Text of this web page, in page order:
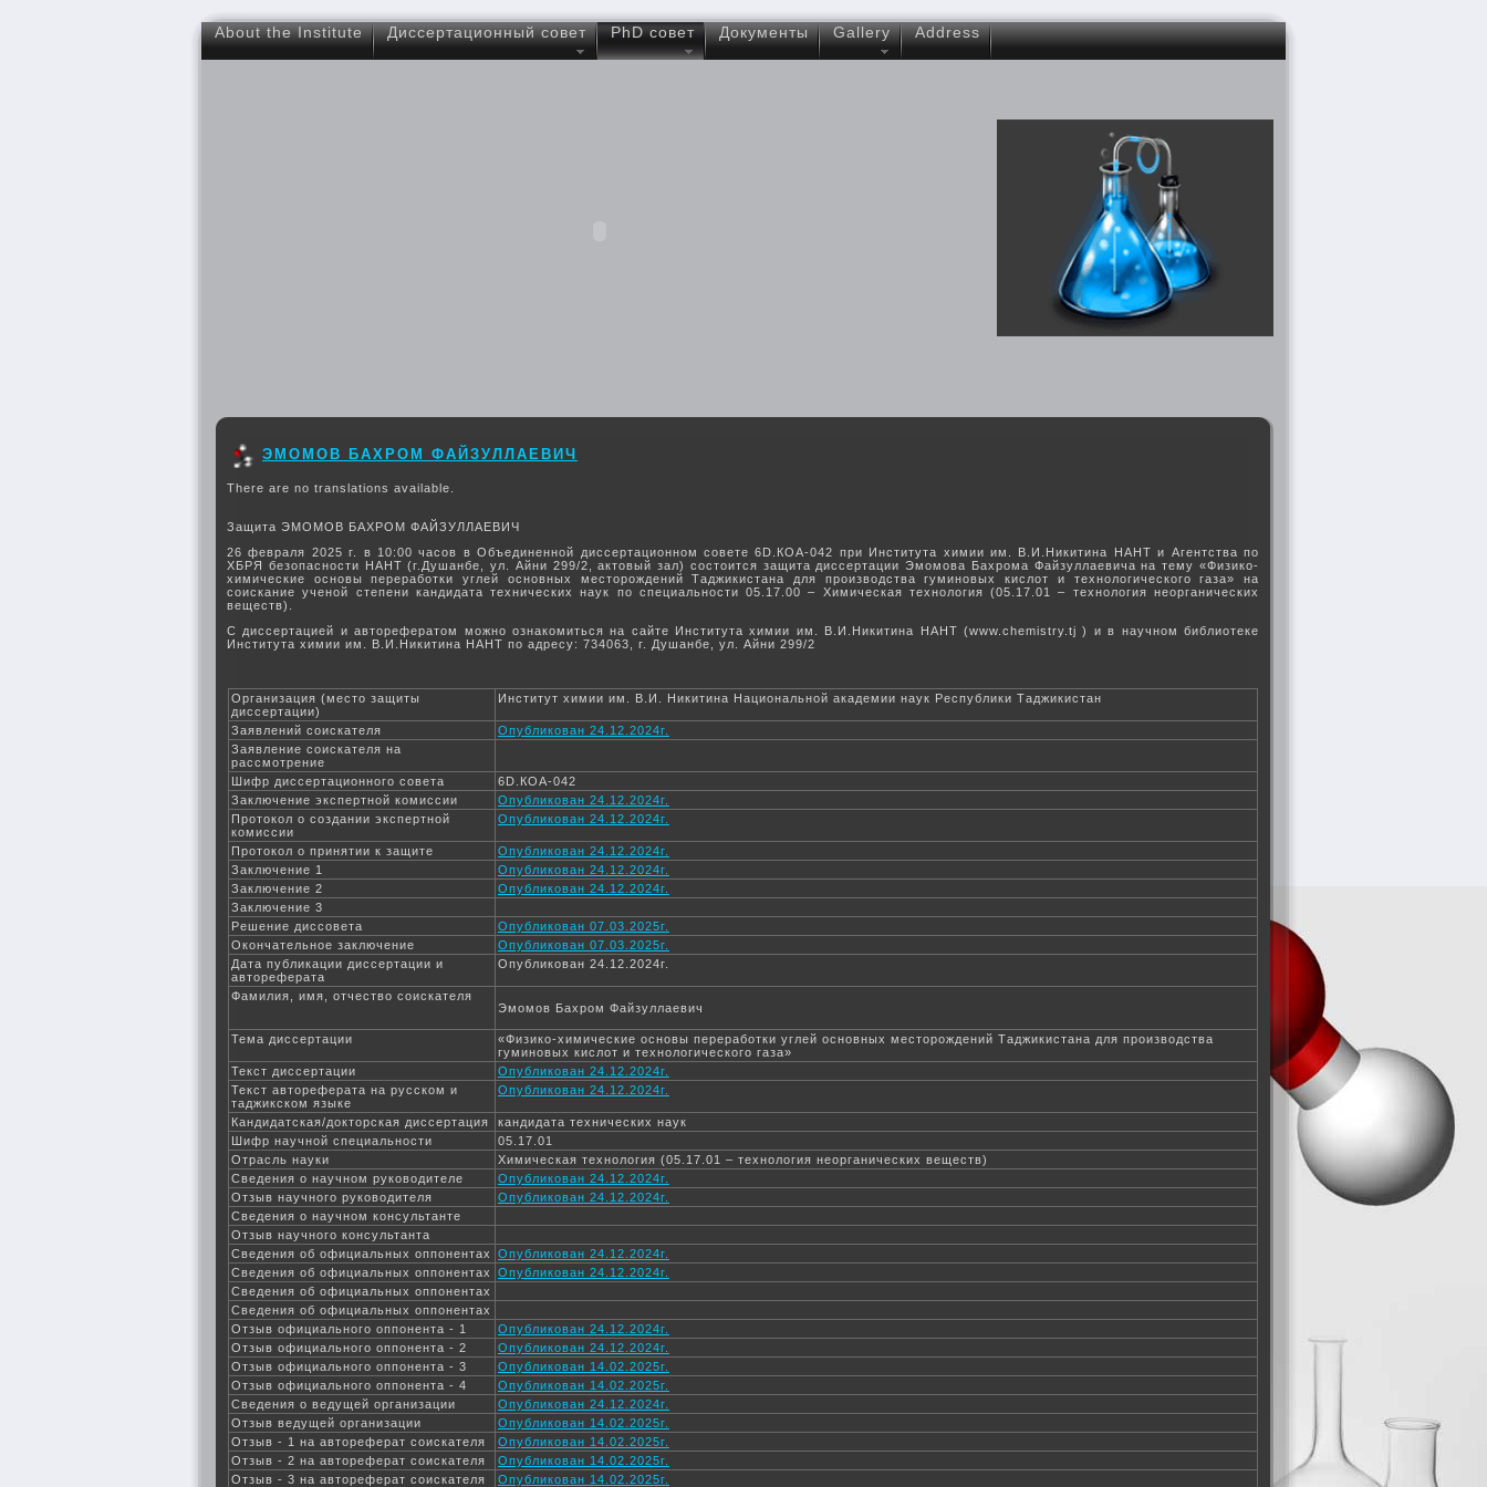
About the Institute Диссертационный совет PhD совет Документы Gallery Address
ЭМОМОВ БАХРОМ ФАЙЗУЛЛАЕВИЧ
There are no translations available.
Защита ЭМОМОВ БАХРОМ ФАЙЗУЛЛАЕВИЧ
26 февраля 2025 г. в 10:00 часов в Объединенной диссертационном совете 6D.КОА-042 при Института химии им. В.И.Никитина НАНТ и Агентства по
ХБРЯ безопасности НАНТ (г.Душанбе, ул. Айни 299/2, актовый зал) состоится защита диссертации Эмомова Бахрома Файзуллаевича на тему «Физико-
химические основы переработки углей основных месторождений Таджикистана для производства гуминовых кислот и технологического газа» на
соискание ученой степени кандидата технических наук по специальности 05.17.00 – Химическая технология (05.17.01 – технология неорганических
веществ).
С диссертацией и авторефератом можно ознакомиться на сайте Института химии им. В.И.Никитина НАНТ (www.chemistry.tj ) и в научном библиотеке
Института химии им. В.И.Никитина НАНТ по адресу: 734063, г. Душанбе, ул. Айни 299/2
Организация (место защиты
диссертации)
Институт химии им. В.И. Никитина Национальной академии наук Республики Таджикистан
Заявлений соискателя
Опубликован 24.12.2024г.
Заявление соискателя на
рассмотрение
Шифр диссертационного совета
6D.КОА-042
Заключение экспертной комиссии
Опубликован 24.12.2024г.
Протокол о создании экспертной
комиссии
Опубликован 24.12.2024г.
Протокол о принятии к защите
Опубликован 24.12.2024г.
Заключение 1
Опубликован 24.12.2024г.
Заключение 2
Опубликован 24.12.2024г.
Заключение 3
Решение диссовета
Опубликован 07.03.2025г.
Окончательное заключение
Опубликован 07.03.2025г.
Дата публикации диссертации и
автореферата
Опубликован 24.12.2024г.
Фамилия, имя, отчество соискателя
Эмомов Бахром Файзуллаевич
Тема диссертации
«Физико-химические основы переработки углей основных месторождений Таджикистана для производства
гуминовых кислот и технологического газа»
Текст диссертации
Опубликован 24.12.2024г.
Текст автореферата на русском и
таджикском языке
Опубликован 24.12.2024г.
Кандидатская/докторская диссертация
кандидата технических наук
Шифр научной специальности
05.17.01
Отрасль науки
Химическая технология (05.17.01 – технология неорганических веществ)
Сведения о научном руководителе
Опубликован 24.12.2024г.
Отзыв научного руководителя
Опубликован 24.12.2024г.
Сведения о научном консультанте
Отзыв научного консультанта
Сведения об официальных оппонентах
Опубликован 24.12.2024г.
Сведения об официальных оппонентах
Опубликован 24.12.2024г.
Сведения об официальных оппонентах
Сведения об официальных оппонентах
Отзыв официального оппонента - 1
Опубликован 24.12.2024г.
Отзыв официального оппонента - 2
Опубликован 24.12.2024г.
Отзыв официального оппонента - 3
Опубликован 14.02.2025г.
Отзыв официального оппонента - 4
Опубликован 14.02.2025г.
Сведения о ведущей организации
Опубликован 24.12.2024г.
Отзыв ведущей организации
Опубликован 14.02.2025г.
Отзыв - 1 на автореферат соискателя
Опубликован 14.02.2025г.
Отзыв - 2 на автореферат соискателя
Опубликован 14.02.2025г.
Отзыв - 3 на автореферат соискателя
Опубликован 14.02.2025г.